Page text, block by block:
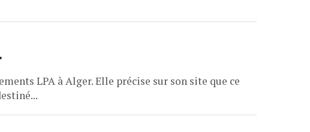
LPA à Alger. Elle précise sur son site que ce